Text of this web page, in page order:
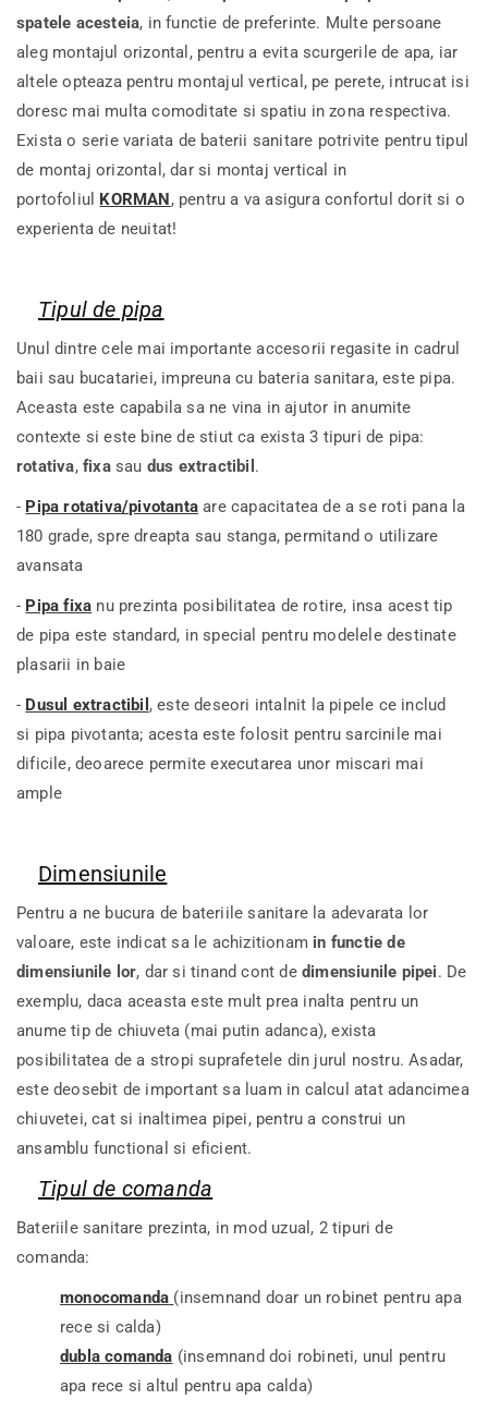
spatele acesteia, in functie de preferinte. Multe persoane
aleg montajul orizontal, pentru a evita scurgerile de apa, iar
altele opteaza pentru montajul vertical, pe perete, intrucat isi
doresc mai multa comoditate si spatiu in zona respectiva.
Exista o serie variata de baterii sanitare potrivite pentru tipul
de montaj orizontal, dar si montaj vertical in
portofoliul
KORMAN , pentru a va asigura confortul dorit si o
experienta de neuitat!
Tipul de pipa
Unul dintre cele mai importante accesorii regasite in cadrul
baii sau bucatariei, impreuna cu bateria sanitara, este pipa.
Aceasta este capabila sa ne vina in ajutor in anumite
contexte si este bine de stiut ca exista 3 tipuri de pipa:
rotativa,fixasau dus extractibil .
- Pipa rotativa/pivotanta are capacitatea de a se roti pana la
180 grade, spre dreapta sau stanga, permitand o utilizare
avansata
- Pipa fixa nu prezinta posibilitatea de rotire, insa acest tip
de pipa este standard, in special pentru modelele destinate
plasarii in baie
- Dusul extractibil , este deseori intalnit la pipele ce includ
si pipa pivotanta; acesta este folosit pentru sarcinile mai
dificile, deoarece permite executarea unor miscari mai
ample
Dimensiunile
Pentru a ne bucura de bateriile sanitare la adevarata lor
valoare, este indicat sa le achizitionam in functie de
dimensiunile lor, dar si tinand cont de dimensiunile pipei. De
exemplu, daca aceasta este mult prea inalta pentru un
anume tip de chiuveta (mai putin adanca), exista
posibilitatea de a stropi suprafetele din jurul nostru. Asadar,
este deosebit de important sa luam in calcul atat adancimea
chiuvetei, cat si inaltimea pipei, pentru a construi un
ansamblu functional si eficient.
Tipul de comanda
Bateriile sanitare prezinta, in mod uzual, 2 tipuri de
comanda:
monocomanda (insemnand doar un robinet pentru apa
rece si calda)
dubla comanda (insemnand doi robineti, unul pentru
apa rece si altul pentru apa calda)